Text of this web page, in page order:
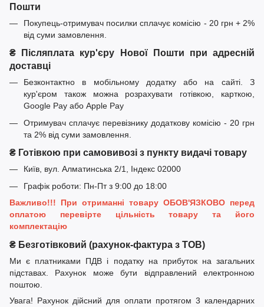
Пошти
Покупець-отримувач посилки сплачує комісію - 20 грн + 2%
від суми замовлення.
₴ Післяплата кур'єру Нової Пошти при адресній
доставці
Безконтактно в мобільному додатку або на сайті. З
кур'єром також можна розрахувати готівкою, карткою,
Google Pay або Apple Pay
Отримувач сплачує перевізнику додаткову комісію - 20 грн
та 2% від суми замовлення.
₴ Готівкою при самовивозі з пункту видачі товару
Київ, вул. Алматинська 2/1, Індекс 02000
Графік роботи: Пн-Пт з 9:00 до 18:00
Важливо!!! При отриманні товару ОБОВ'ЯЗКОВО перед
оплатою перевірте цільність товару та його
комплектацію
₴ Безготівковий (рахунок-фактура з ТОВ)
Ми є платниками ПДВ і податку на прибуток на загальних
підставах. Рахунок може бути відправлений електронною
поштою.
Увага! Рахунок дійсний для оплати протягом 3 календарних